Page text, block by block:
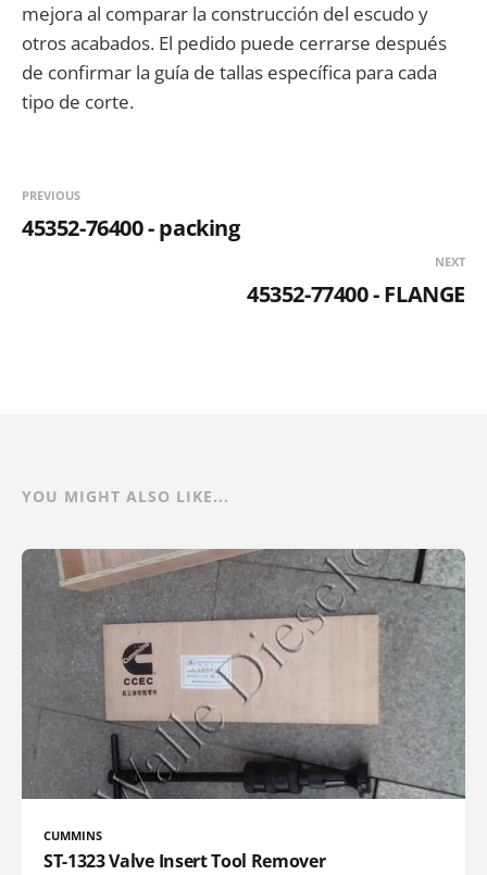
mejora al comparar la construcción del escudo y
otros acabados. El pedido puede cerrarse después
de confirmar la guía de tallas específica para cada
tipo de corte.
PREVIOUS
45352-76400 - packing
NEXT
45352-77400 - FLANGE
YOU MIGHT ALSO LIKE...
CUMMINS
ST-1323 Valve Insert Tool Remover